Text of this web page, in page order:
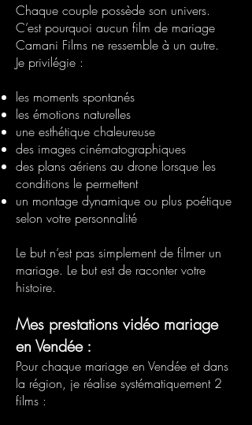
Chaque couple possède son univers.
C’est pourquoi aucun film de mariage
Camani Films ne ressemble à un autre.
Je privilégie :
les moments spontanés
les émotions naturelles
une esthétique chaleureuse
des images cinématographiques
des plans aériens au drone lorsque les
conditions le permettent
un montage dynamique ou plus poétique
selon votre personnalité
Le but n’est pas simplement de filmer un
mariage. Le but est de raconter votre
histoire.
Mes prestations vidéo mariage
en Vendée :
Pour chaque mariage en Vendée et dans
la région, je réalise systématiquement 2
films :